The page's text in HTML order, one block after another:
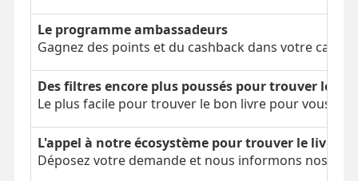
Le programme ambassadeurs
Gagnez des points et du cashback dans votre
Des filtres encore plus poussés pour trouver le
Le plus facile pour trouver le bon livre pour vous
L'appel à notre écosystème pour trouver le livre
Déposez votre demande et nous informons nos